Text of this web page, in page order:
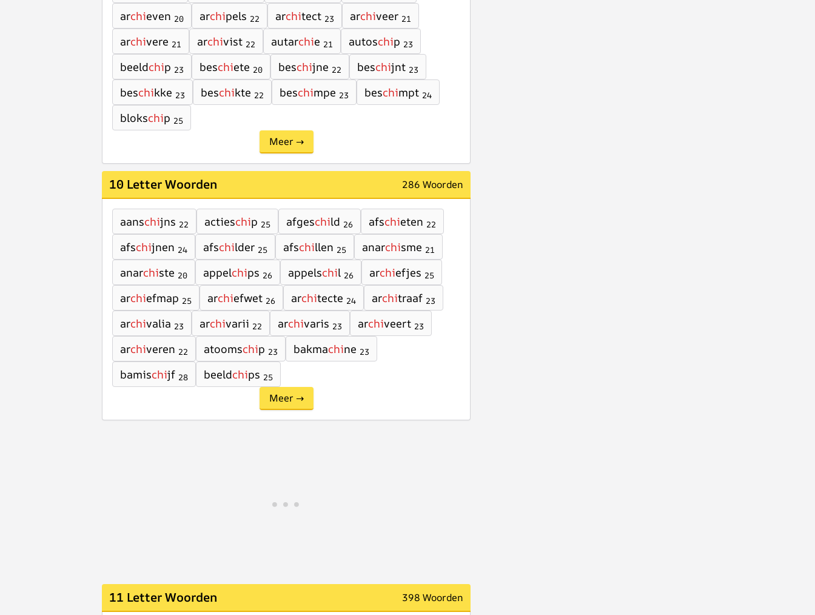
archieven 20 archipels 22 architect 23 archiveer 21
archivere 21 archivist 22 autarchie 21 autoschip 23
beeldchip 23 beschiete 20 beschijne 22 beschijnt 23
beschikke 23 beschikte 22 beschimpe 23 beschimpt 24
blokschip 25
Meer →
10 Letter Woorden 286 Woorden
aanschijns 22 actieschip 25 afgeschild 26 afschieten 22
afschijnen 24 afschilder 25 afschillen 25 anarchisme 21
anarchiste 20 appelchips 26 appelschil 26 archiefjes 25
archiefmap 25 archiefwet 26 architecte 24 architraaf 23
archivalia 23 archivarii 22 archivaris 23 archiveert 23
archiveren 22 atoomschip 23 bakmachine 23
bamischijf 28 beeldchips 25
Meer →
11 Letter Woorden 398 Woorden